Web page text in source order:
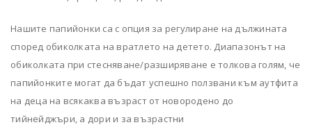
Нашите папийонки са с опция за регулиране на дължината
според обиколката на вратлето на детето. Диапазонът на
обиколката при стесняване/разширяване е толкова голям, че
папийонките могат да бъдат успешно ползвани към аутфита
на деца на всякаква възраст от новородено до
тийнейджъри, а дори и за възрастни